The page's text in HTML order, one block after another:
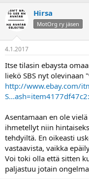
Hirsa
MotOrg ry jäsen
4.1.2017
Itse tilasin ebaysta
liekö SBS nyt olevinaan
http://www.ebay.com/
Asentamaan en ole
ihmetellyt niin
tehdyiltä. En oikeasti
vastaavista, vaikka
Voi toki olla että sitten
paljastuu jotain